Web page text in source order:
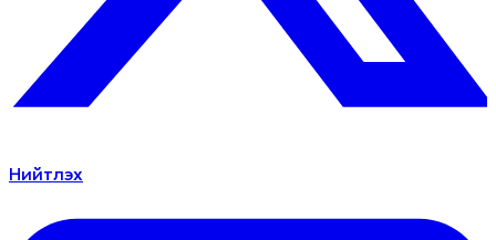
Нийтлэх